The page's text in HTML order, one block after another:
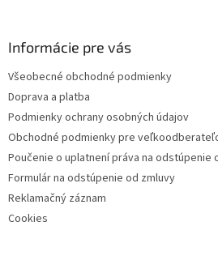
Informácie pre vás
Všeobecné obchodné podmienky
Doprava a platba
Podmienky ochrany osobných údajov
Obchodné podmienky pre
Poučenie o uplatnení práva na odstúpenie
Formulár na odstúpenie od zmluvy
Reklamačný záznam
Cookies